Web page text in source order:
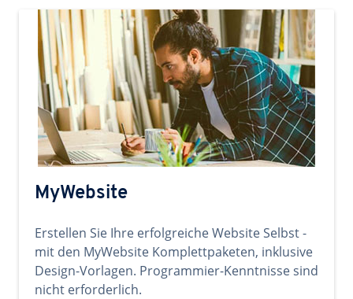
MyWebsite
Erstellen Sie Ihre erfolgreiche Website Selbst -
mit den MyWebsite Komplettpaketen, inklusive
Design-Vorlagen. Programmier-Kenntnisse sind
nicht erforderlich.